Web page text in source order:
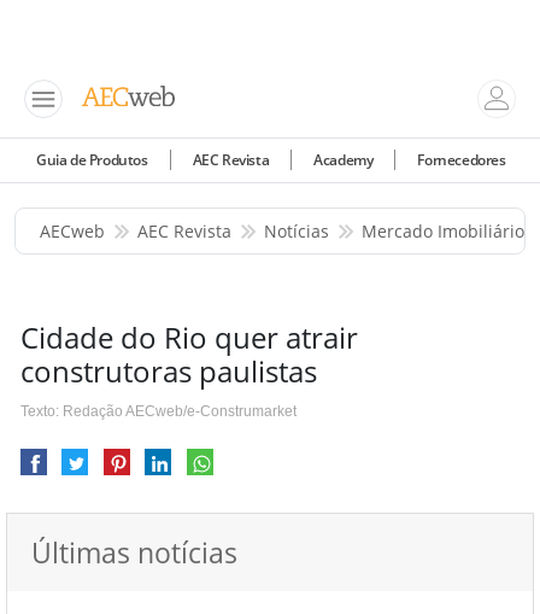
Guia de Produtos AEC Revista Academy Fornecedores
AECweb AEC Revista Notícias Mercado Imobiliário
Cidade do Rio quer atrair
construtoras paulistas
Texto: Redação AECweb/e-Construmarket
Últimas notícias